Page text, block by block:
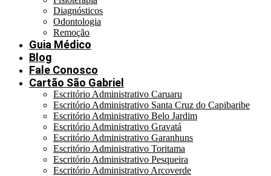
Diagnósticos
Odontologia
Remoção
Guia Médico
Blog
Fale Conosco
Cartão São Gabriel
Escritório Administrativo Caruaru
Escritório Administrativo Santa Cruz do Capibaribe
Escritório Administrativo Belo Jardim
Escritório Administrativo Gravatá
Escritório Administrativo Garanhuns
Escritório Administrativo Toritama
Escritório Administrativo Pesqueira
Escritório Administrativo Arcoverde